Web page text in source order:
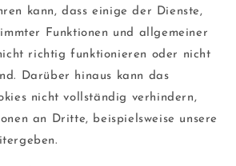
kann, dass einige der Dienste,
Funktionen und allgemeiner
richtig funktionieren oder nicht
Darüber hinaus kann das
nicht vollständig verhindern,
an Dritte, beispielsweise unsere